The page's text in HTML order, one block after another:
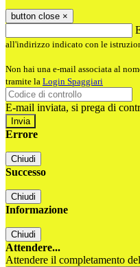
button close ×
all'indirizzo indicato con le
Non hai una e-mail associata al
tramite la Login Spaggiari
E-mail inviata, si prega di
Errore
Chiudi
Successo
Chiudi
Informazione
Chiudi
Attendere...
Attendere il completamento